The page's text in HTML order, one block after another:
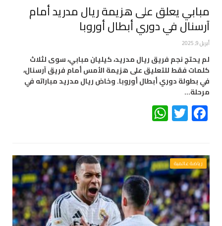
مبابي يعلق على هزيمة ريال مدريد أمام
آرسنال في دوري أبطال أوروبا
أبريل 9, 2025
لم يحتج نجم فريق ريال مدريد، كيليان مبابي، سوى لثلاث
كلمات فقط للتعليق على هزيمة الأمس أمام فريق آرسنال،
في بطولة دوري أبطال أوروبا. وخاض ريال مدريد مباراته في
مرحلة…
Facebook
Twitter
رياضة عالمية